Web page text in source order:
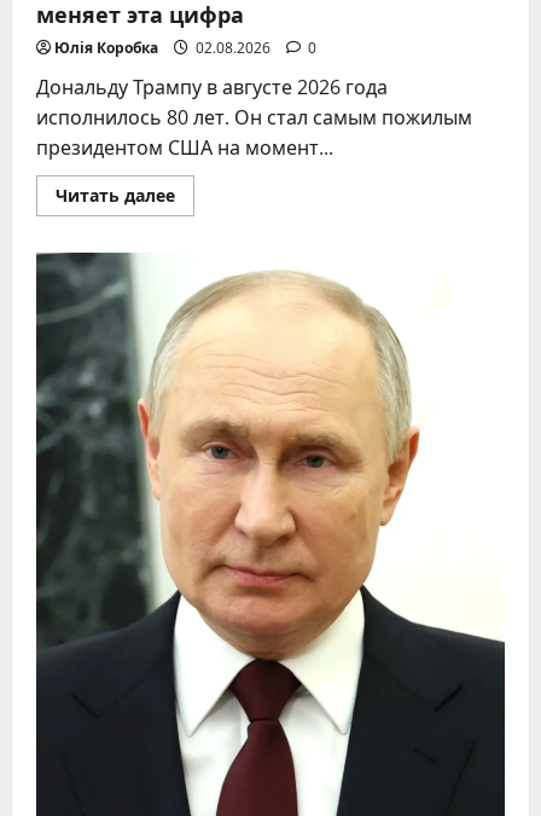
меняет эта цифра
Юлія Коробка 02.08.2026 0
Дональду Трампу в августе 2026 года
исполнилось 80 лет. Он стал самым пожилым
президентом США на момент...
Читать далееПрочитать
больше
сколько
лет
президенту
США
в
2026
что
меняет
эта
цифра